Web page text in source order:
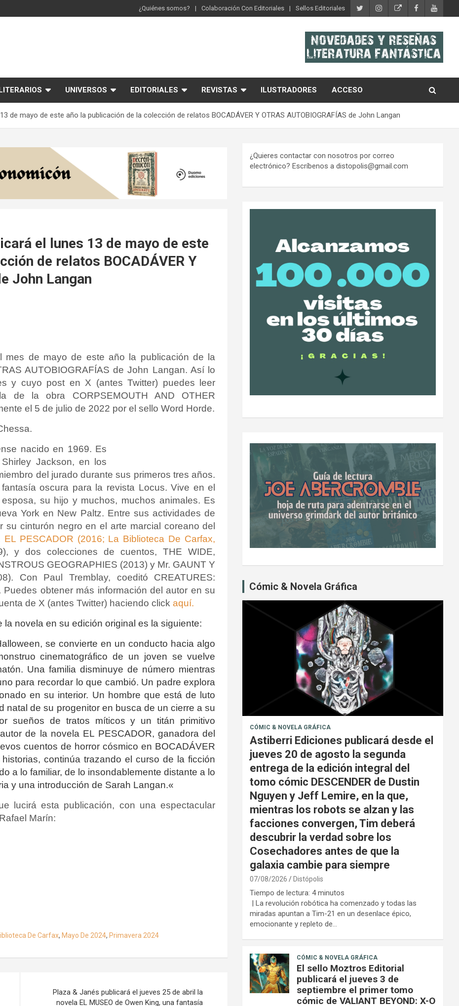
¿Quiénes somos? Colaboración Con Editoriales Sellos Editoriales
UNIVERSOS EDITORIALES REVISTAS ILUSTRADORES ACCESO
de mayo de este año la publicación de la colección de relatos BOCADÁVER Y OTRAS AUTOBIOGRAFÍAS de John Langan
el lunes 13 de mayo de este
de relatos BOCADÁVER Y
John Langan
mes de mayo de este año la publicación de la
AUTOBIOGRAFÍAS de John Langan. Así lo
y cuyo post en X (antes Twitter) puedes leer
de la obra CORPSEMOUTH AND OTHER
el 5 de julio de 2022 por el sello Word Horde.
nacido en 1969. Es
Jackson, en los
del jurado durante sus primeros tres años.
oscura para la revista Locus.Vive en el
su hijo y muchos, muchos animales. Es
York en New Paltz. Entre sus actividades de
su cinturón negro en el arte marcial coreano del
EL PESCADOR (2016; La Biblioteca De Carfax,
y dos colecciones de cuentos, THE WIDE,
GEOGRAPHIES (2013) y Mr. GAUNT Y
Con Paul Tremblay, coeditó CREATURES:
obtener más información del autor en su
de X (antes Twitter) haciendo click aquí.
novela en su edición original es la siguiente:
se convierte en un conducto hacia algo
cinematográfico de un joven se vuelve
Una familia disminuye de número mientras
para recordar lo que cambió. Un padre explora
en su interior. Un hombre que está de luto
natal de su progenitor en busca de un cierre a su
sueños de tratos míticos y un titán primitivo
de la novela EL PESCADOR, ganadora del
cuentos de horror cósmico en BOCADÁVER
continúa trazando el curso de la ficción
a lo familiar, de lo insondablemente distante a lo
y una introducción de Sarah Langan.«
lucirá esta publicación, con una espectacular
Marín:
De Carfax, Mayo De 2024, Primavera 2024
Plaza & Janés publicará el jueves 25 de abril la
novela EL MUSEO de Owen King, una fantasía
¿Quieres contactar con nosotros por correo
electrónico? Escríbenos a distopolis@gmail.com
Cómic & Novela Gráfica
CÓMIC & NOVELA GRÁFICA
Astiberri Ediciones publicará desde el
jueves 20 de agosto la segunda
entrega de la edición integral del
tomo cómic DESCENDER de Dustin
Nguyen y Jeff Lemire, en la que,
mientras los robots se alzan y las
facciones convergen, Tim deberá
descubrir la verdad sobre los
Cosechadores antes de que la
galaxia cambie para siempre
07/08/2026 Distópolis
Tiempo de lectura: 4 minutos
| La revolución robótica ha comenzado y todas las
miradas apuntan a Tim-21 en un desenlace épico,
emocionante y repleto de…
CÓMIC & NOVELA GRÁFICA
El sello Moztros Editorial
publicará el jueves 3 de
septiembre el primer tomo
cómic de VALIANT BEYOND: X-O